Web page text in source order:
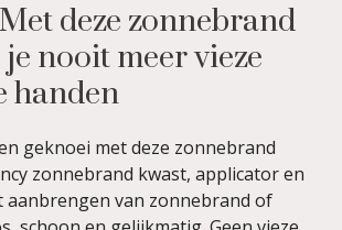
deze zonnebrand
nooit meer vieze
handen
geknoei met deze zonnebrand
zonnebrand kwast, applicator en
aanbrengen van zonnebrand of